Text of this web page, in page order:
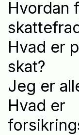
Hvordan
Hvad er
skat?
Jeg er
Hvad er